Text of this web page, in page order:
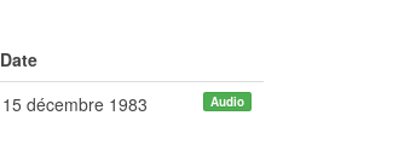
Date
Audio
15 décembre 1983